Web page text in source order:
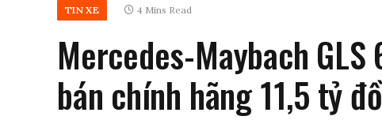
TIN XE 4 Mins Read
Mercedes-Maybach
bán chính hãng 11,5 tỷ